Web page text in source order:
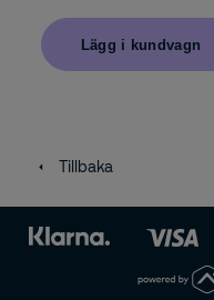
Lägg i kundvagn
Tillbaka